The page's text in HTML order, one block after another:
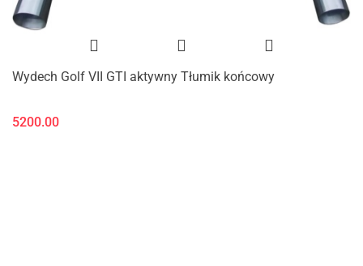
Wydech Golf VII GTI aktywny Tłumik końcowy
5200.00